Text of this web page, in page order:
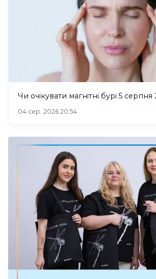
Чи очікувати магнітні бурі 5
04 сер. 2026 20:54